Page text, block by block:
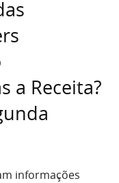
a Receita?
informações